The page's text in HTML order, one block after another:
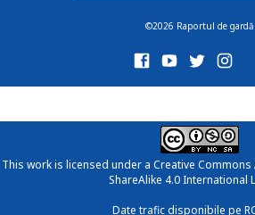
©2026 Raportul de gardă
This work is licensed under a Creative
ShareAlike 4.0 International
Date trafic disponibile pe